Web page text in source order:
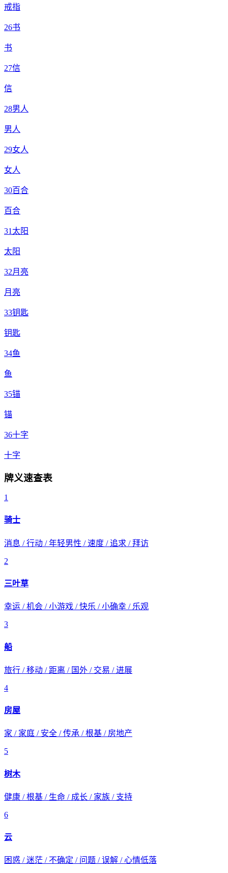
戒指
26书
书
27信
信
28男人
男人
29女人
女人
30百合
百合
31 太阳
太阳
32月亮
月亮
33钥匙
钥匙
34鱼
鱼
35锚
锚
36十字
十字
牌义速查表
1
骑士
消息 / 行动 / 年轻男性 / 速度 / 追求 / 拜访
2
三叶草
幸运 / 机会 / 小游戏 / 快乐 / 小确幸 / 乐观
3
船
旅行 / 移动 / 距离 / 国外 / 交易 / 进展
4
房屋
家 / 家庭 / 安全 / 传承 / 根基 / 房地产
5
树木
健康 / 根基 / 生命 / 成长 / 家族 / 支持
6
云
困惑 / 迷茫 / 不确定 / 问题 / 误解 / 心情低落